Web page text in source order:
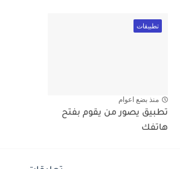
تطبيقات
منذ بضع اعوام
تطبيق يصور من يقوم بفتح
هاتفك